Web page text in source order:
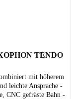
TENDO
mit höherem
leichte Ansprache -
CNC gefräste Bahn -